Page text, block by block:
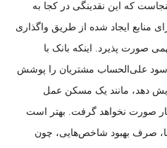
که این نقدینگی در کجا به
منابع ایجاد شده از طریق واگذاری
صورت پذیرد. اینکه بانک با
سود علی‌الحساب مشتریان را پوشش
دهد، مانند یک مسکن عمل
کار صورت نخواهد گرفت. بهتر است
صرف بهبود شاخص‌هایی، چون